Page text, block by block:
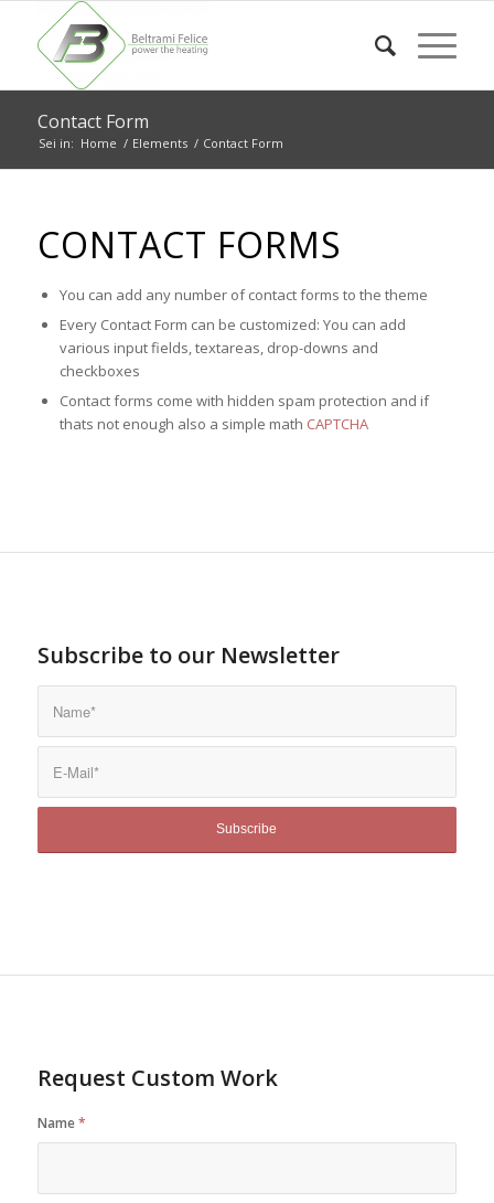
Contact Form
Sei in: Home / Elements / Contact Form
CONTACT FORMS
You can add any number of contact forms to the theme
Every Contact Form can be customized: You can add
various input fields, textareas, drop-downs and
checkboxes
Contact forms come with hidden spam protection and if
thats not enough also a simple math CAPTCHA
Subscribe to our Newsletter
Request Custom Work
Name*